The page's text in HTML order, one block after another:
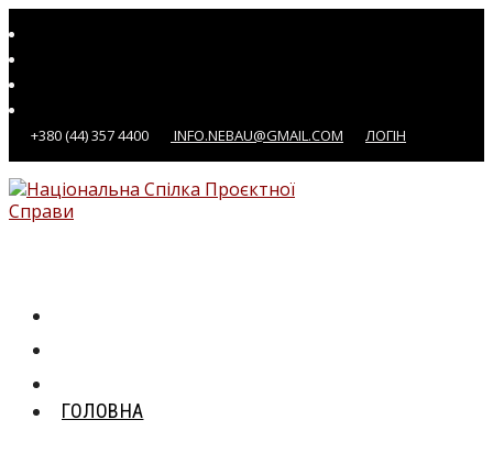
до
вмісту
+380 (44) 357 4400 INFO.NEBAU@GMAIL.COM ЛОГІН
ГОЛОВНА